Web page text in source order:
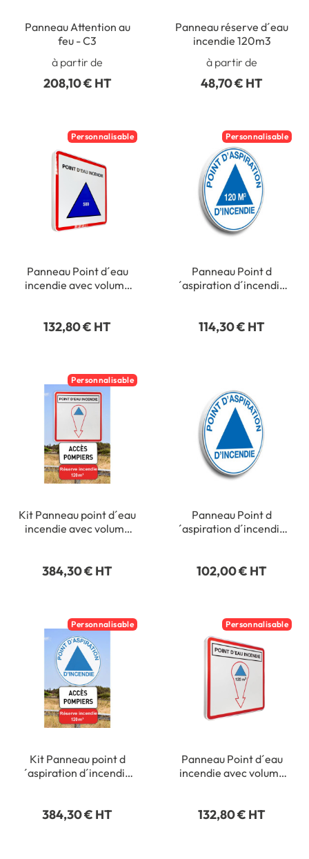
Panneau Attention au
feu - C3
à partir de
208,10 € HT
Panneau réserve d´eau
incendie 120m3
à partir de
48,70 € HT
Personnalisable
Panneau Point d´eau
incendie avec volume
132,80 € HT
Personnalisable
Panneau Point d
´aspiration d´incendie
mm - Classe 1
114,30 € HT
Personnalisable
Kit Panneau point d´eau
incendie avec volume
500 x 500 mm
384,30 € HT
Panneau Point d
´aspiration d´incendie
102,00 € HT
Personnalisable
Kit Panneau point d
´aspiration d´incendie
mm - Classe 1
384,30 € HT
Personnalisable
Panneau Point d´eau
incendie avec volume
500 x 500 mm
132,80 € HT